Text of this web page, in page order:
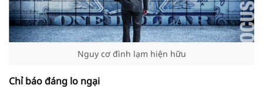
Nguy cơ đình lạm hiện hữu
Chỉ báo đáng lo ngại